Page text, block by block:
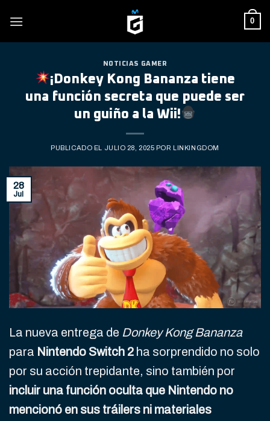
0
NOTICIAS GAMER
¡Donkey Kong Bananza tiene
una función secreta que puede ser
un guiño a la Wii!
PUBLICADO EL JULIO 28, 2025 POR LINKINGDOM
28
Jul
La nueva entrega de Donkey Kong Bananza
para Nintendo Switch 2 ha sorprendido no solo
por su acción trepidante, sino también por
incluir una función oculta que Nintendo no
mencionó en sus tráilers ni materiales